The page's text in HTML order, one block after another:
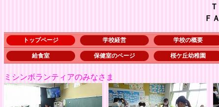
ＴＥＬ ０４８－５
ＦＡＸ ０４８－５７
トップページ 学校経営 学校の概要
給食室 保健室のページ 桜ケ丘幼稚園
ミシンボランティア